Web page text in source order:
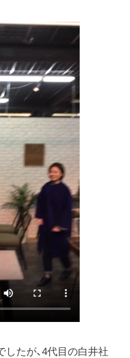
たが、4代目の白井社